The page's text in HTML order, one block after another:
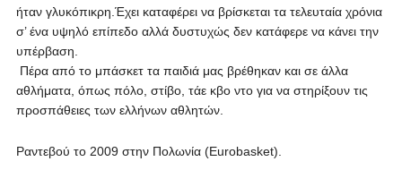
ήταν γλυκόπικρη.Έχει καταφέρει να βρίσκεται τα τελευταία χρόνια
σ’ ένα υψηλό επίπεδο αλλά δυστυχώς δεν κατάφερε να κάνει την
υπέρβαση.
Πέρα από το μπάσκετ τα παιδιά μας βρέθηκαν και σε άλλα
αθλήματα, όπως πόλο, στίβο, τάε κβο ντο για να στηρίξουν τις
προσπάθειες των ελλήνων αθλητών.
Ραντεβού το 2009 στην Πολωνία (Eurobasket).